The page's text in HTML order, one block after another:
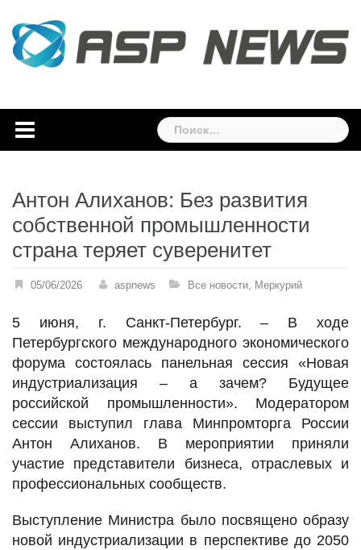
content
Найти:
Антон Алиханов: Без развития
собственной промышленности
страна теряет суверенитет
05/06/2026 aspnews Все новости, Меркурий
5 июня, г. Санкт-Петербург. – В ходе
Петербургского международного экономического
форума состоялась панельная сессия «Новая
индустриализация – а зачем? Будущее
российской промышленности». Модератором
сессии выступил глава Минпромторга России
Антон Алиханов. В мероприятии приняли
участие представители бизнеса, отраслевых и
профессиональных сообществ.
Выступление Министра было посвящено образу
новой индустриализации в перспективе до 2050